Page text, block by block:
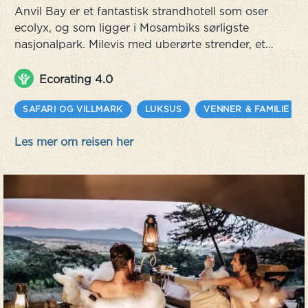
Anvil Bay er et fantastisk strandhotell som oser
ecolyx, og som ligger i Mosambiks sørligste
nasjonalpark. Milevis med uberørte strender, et
hav som vrimler av marint liv å utforske - helt
enkelt en drømmedestinasjon for naturelskere
som leter etter et sted utenfor allfarvei. Utenfor
sanddynene er innsjøer, våtmarker, skoger og
gressletter i Maputo Special Reserve.
Ecorating 4.0
SAFARI OG VILLMARK LUKSUS VENNER & FAMILIE
Les mer om reisen her